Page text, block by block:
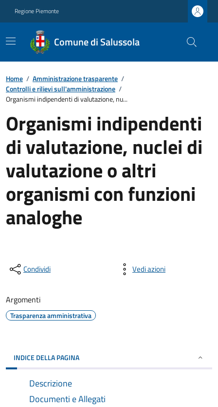
Regione Piemonte
Comune di Salussola
Home / Amministrazione trasparente /
Controlli e rilievi sull'amministrazione /
Organismi indipendenti di valutazione, nu...
Organismi indipendenti
di valutazione, nuclei di
valutazione o altri
organismi con funzioni
analoghe
Condividi Vedi azioni
Argomenti
Trasparenza amministrativa
INDICE DELLA PAGINA
Descrizione
Documenti e Allegati